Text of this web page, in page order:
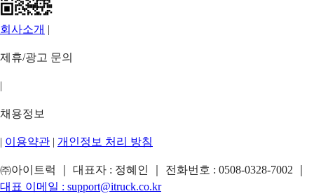
회사소개 |
제휴/광고 문의
|
채용정보
| 이용약관 | 개인정보 처리 방침
㈜아이트럭 ｜ 대표자 : 정혜인 ｜ 전화번호 : 0508-0328-7002
대표 이메일 : support@itruck.co.kr